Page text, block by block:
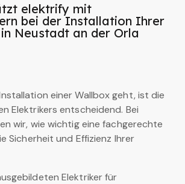
elektrify mit
bei der Installation Ihrer
Neustadt an der Orla
einer Wallbox geht, ist die
Elektrikers entscheidend. Bei
wir, wie wichtig eine fachgerechte
Sicherheit und Effizienz Ihrer
Elektriker für